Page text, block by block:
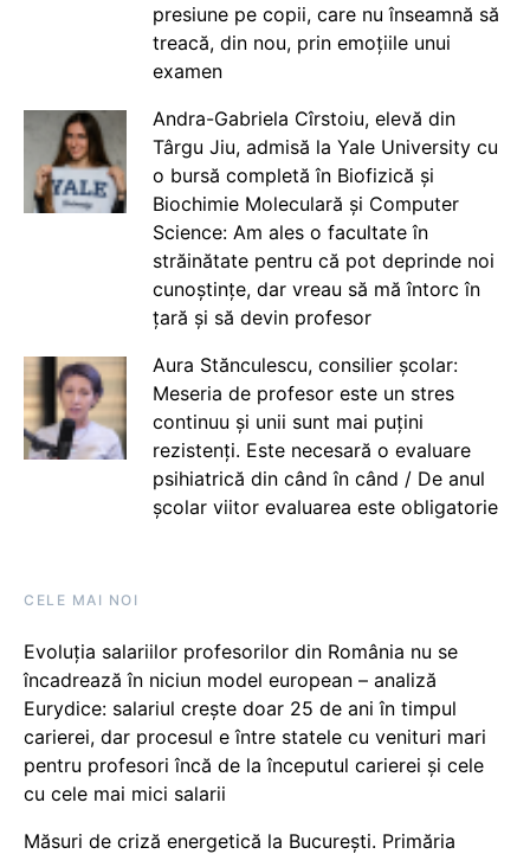
presiune pe copii, care nu înseamnă să
treacă, din nou, prin emoțiile unui
examen
Andra-Gabriela Cîrstoiu, elevă din
Târgu Jiu, admisă la Yale University cu
o bursă completă în Biofizică și
Biochimie Moleculară și Computer
Science: Am ales o facultate în
străinătate pentru că pot deprinde noi
cunoștințe, dar vreau să mă întorc în
țară și să devin profesor
Aura Stănculescu, consilier școlar:
Meseria de profesor este un stres
continuu și unii sunt mai puțini
rezistenți. Este necesară o evaluare
psihiatrică din când în când / De anul
școlar viitor evaluarea este obligatorie
CELE MAI NOI
Evoluția salariilor profesorilor din România nu se
încadrează în niciun model european – analiză
Eurydice: salariul crește doar 25 de ani în timpul
carierei, dar procesul e între statele cu venituri mari
pentru profesori încă de la începutul carierei și cele
cu cele mai mici salarii
Măsuri de criză energetică la București. Primăria